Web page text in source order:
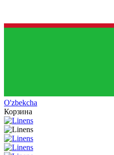
O'zbekcha
Корзина